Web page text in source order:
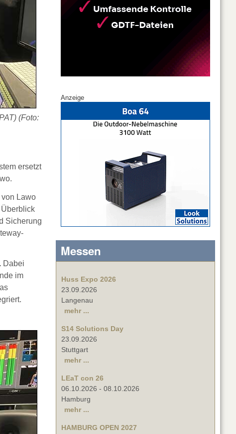
(Foto:
ersetzt
Lawo
Sicherung
Dabei
im
Anzeige
Messen
Huss Expo 2026
23.09.2026
Langenau
mehr ...
S14 Solutions Day
23.09.2026
Stuttgart
mehr ...
LEaT con 26
06.10.2026 - 08.10.2026
Hamburg
mehr ...
HAMBURG OPEN 2027